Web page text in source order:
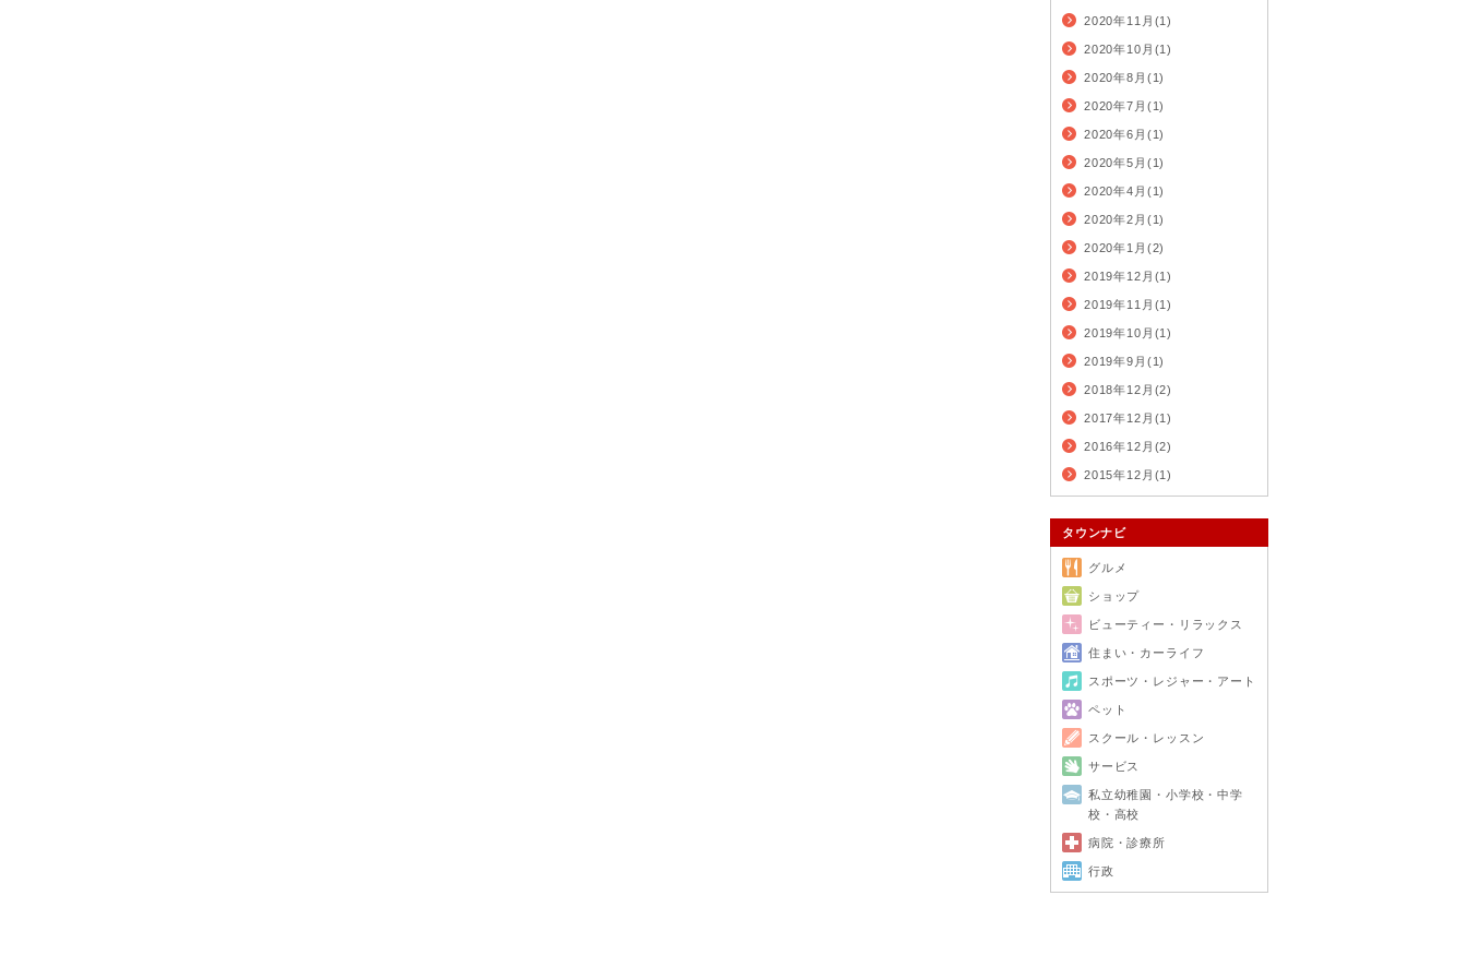
2020年11月(1)
2020年10月(1)
2020年8月(1)
2020年7月(1)
2020年6月(1)
2020年5月(1)
2020年4月(1)
2020年2月(1)
2020年1月(2)
2019年12月(1)
2019年11月(1)
2019年10月(1)
2019年9月(1)
2018年12月(2)
2017年12月(1)
2016年12月(2)
2015年12月(1)
タウンナビ
グルメ
ショップ
ビューティー・リラックス
住まい・カーライフ
スポーツ・レジャー・アート
ペット
スクール・レッスン
サービス
私立幼稚園・小学校・中学
校・高校
病院・診療所
行政